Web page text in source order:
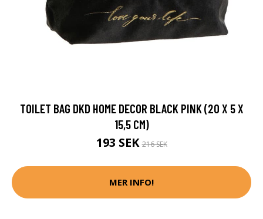
TOILET BAG DKD HOME DECOR BLACK PINK (20 X 5 X
15,5 CM)
193 SEK216 SEK
MER INFO!